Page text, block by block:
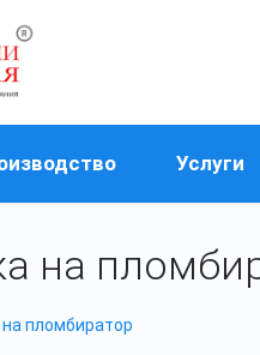
Услуги
на
пломбиратор